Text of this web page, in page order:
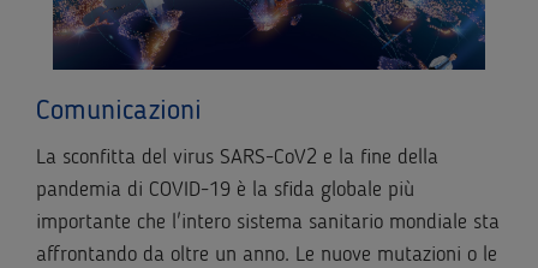
Comunicazioni
La sconfitta del virus SARS-CoV2 e la fine della
pandemia di COVID-19 è la sfida globale più
importante che l'intero sistema sanitario mondiale sta
affrontando da oltre un anno. Le nuove mutazioni o le